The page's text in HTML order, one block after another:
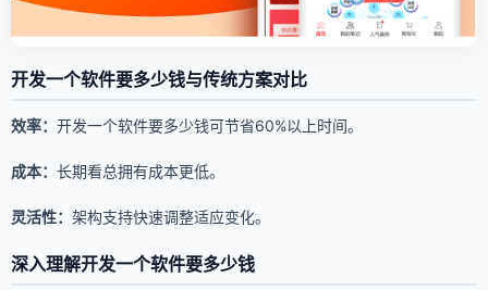
开发一个软件要多少钱与传统方案对比
效率： 开发一个软件要多少钱可节省60%以上时间。
成本： 长期看总拥有成本更低。
灵活性： 架构支持快速调整适应变化。
深入理解开发一个软件要多少钱